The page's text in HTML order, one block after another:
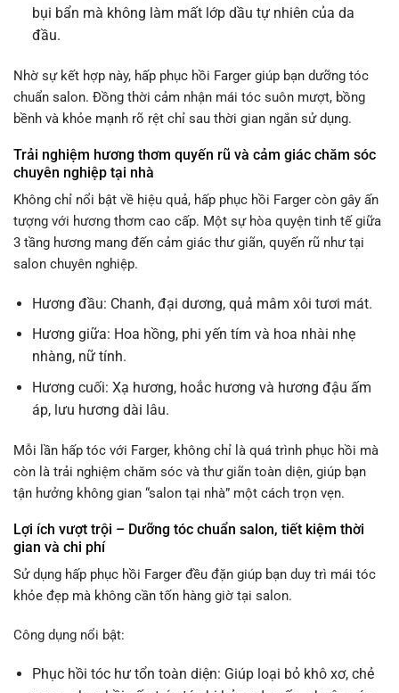
bụi bẩn mà không làm mất lớp dầu tự nhiên của da
đầu.
Nhờ sự kết hợp này, hấp phục hồi Farger giúp bạn dưỡng tóc
chuẩn salon. Đồng thời cảm nhận mái tóc suôn mượt, bồng
bềnh và khỏe mạnh rõ rệt chỉ sau thời gian ngắn sử dụng.
Trải nghiệm hương thơm quyến rũ và cảm giác chăm sóc
chuyên nghiệp tại nhà
Không chỉ nổi bật về hiệu quả, hấp phục hồi Farger còn gây ấn
tượng với hương thơm cao cấp. Một sự hòa quyện tinh tế giữa
3 tầng hương mang đến cảm giác thư giãn, quyến rũ như tại
salon chuyên nghiệp.
Hương đầu: Chanh, đại dương, quả mâm xôi tươi mát.
Hương giữa: Hoa hồng, phi yến tím và hoa nhài nhẹ
nhàng, nữ tính.
Hương cuối: Xạ hương, hoắc hương và hương đậu ấm
áp, lưu hương dài lâu.
Mỗi lần hấp tóc với Farger, không chỉ là quá trình phục hồi mà
còn là trải nghiệm chăm sóc và thư giãn toàn diện, giúp bạn
tận hưởng không gian “salon tại nhà” một cách trọn vẹn.
Lợi ích vượt trội – Dưỡng tóc chuẩn salon, tiết kiệm thời
gian và chi phí
Sử dụng hấp phục hồi Farger đều đặn giúp bạn duy trì mái tóc
khỏe đẹp mà không cần tốn hàng giờ tại salon.
Công dụng nổi bật:
Phục hồi tóc hư tổn toàn diện: Giúp loại bỏ khô xơ, chẻ